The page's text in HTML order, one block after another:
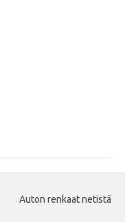
Auton renkaat netistä